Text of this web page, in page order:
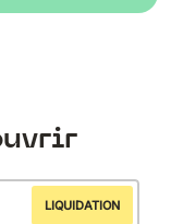
LIQUIDATION